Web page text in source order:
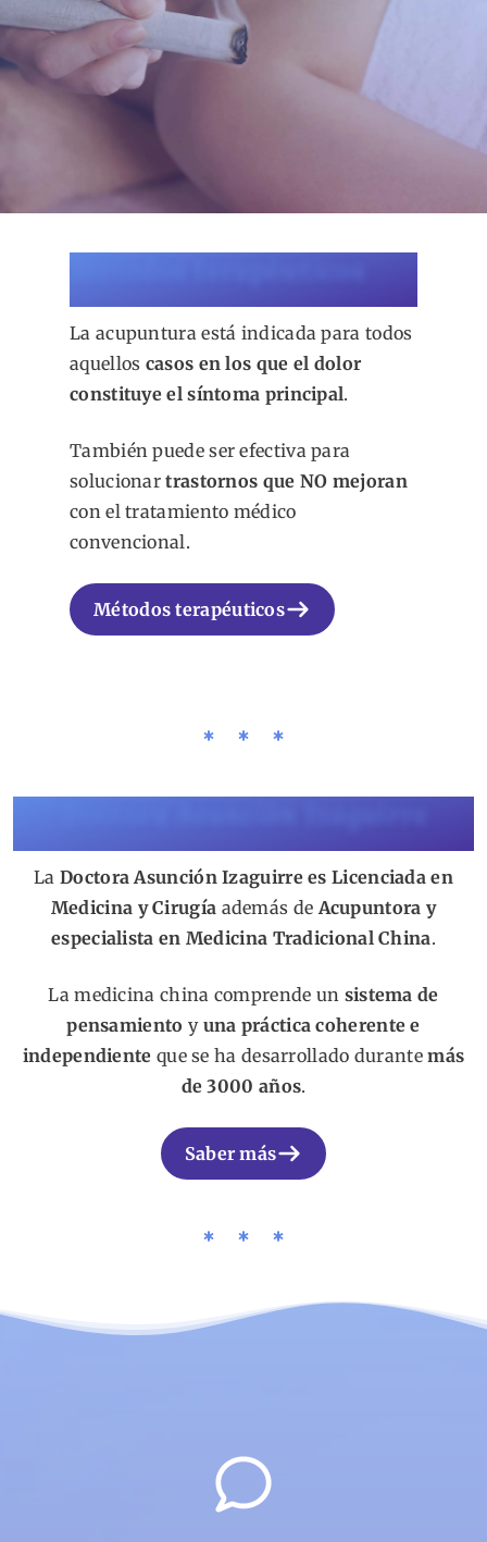
La acupuntura está indicada para todos
aquellos casos en los que el dolor
constituye el síntoma principal.
También puede ser efectiva para
solucionartrastornos que NO mejoran
con el tratamiento médico
convencional.
Métodos terapéuticos
La Doctora Asunción Izaguirre es Licenciada en
Medicina y Cirugía además deAcupuntora y
especialista en Medicina Tradicional China.
La medicina china comprende un sistema de
pensamiento y una práctica coherente e
independiente que se ha desarrollado durantemás
de 3000 años.
Saber más